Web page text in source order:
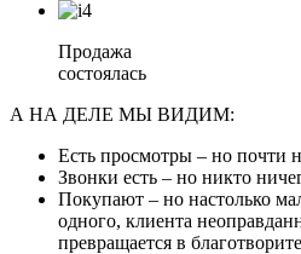
Продажа
состоялась
А НА ДЕЛЕ МЫ ВИДИМ:
Есть просмотры – но почти
Звонки есть – но никто
Покупают – но настолько
одного, клиента
превращается в